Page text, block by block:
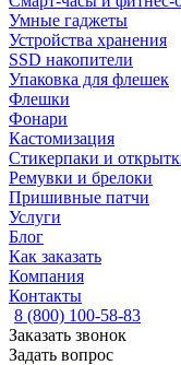
Умные гаджеты
Устройства хранения
SSD накопители
Упаковка для флешек
Флешки
Фонари
Кастомизация
Стикерпаки и
Ремувки и брелоки
Пришивные патчи
Услуги
Блог
Как заказать
Компания
Контакты
8 (800) 100-58-83
Заказать звонок
Задать вопрос